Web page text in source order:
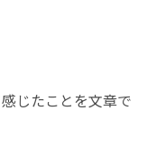
じたことを文章で